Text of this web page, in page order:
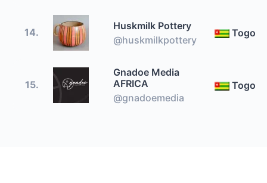
14.
Huskmilk Pottery
@huskmilkpottery
Togo
15.
Gnadoe Media
AFRICA
@gnadoemedia
Togo